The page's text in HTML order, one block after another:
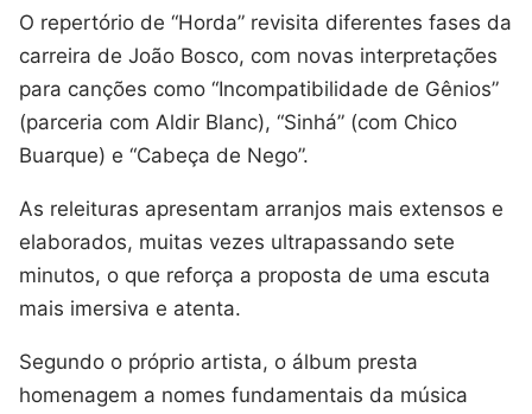
O repertório de “Horda” revisita diferentes fases da
carreira de João Bosco, com novas interpretações
para canções como “Incompatibilidade de Gênios”
(parceria com Aldir Blanc), “Sinhá” (com Chico
Buarque) e “Cabeça de Nego”.
As releituras apresentam arranjos mais extensos e
elaborados, muitas vezes ultrapassando sete
minutos, o que reforça a proposta de uma escuta
mais imersiva e atenta.
Segundo o próprio artista, o álbum presta
homenagem a nomes fundamentais da música